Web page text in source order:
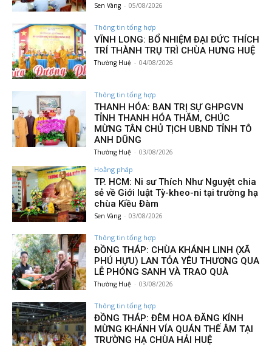
Sen Vàng - 05/08/2026
Thông tin tổng hợp
VĨNH LONG: BỔ NHIỆM ĐẠI ĐỨC THÍCH
TRÍ THÀNH TRỤ TRÌ CHÙA HƯNG HUỆ
Thường Huệ - 04/08/2026
Thông tin tổng hợp
THANH HÓA: BAN TRỊ SỰ GHPGVN
TỈNH THANH HÓA THĂM, CHÚC
MỪNG TÂN CHỦ TỊCH UBND TỈNH TÔ
ANH DŨNG
Thường Huệ - 03/08/2026
Hoằng pháp
TP. HCM: Ni sư Thích Như Nguyệt chia
sẻ về Giới luật Tỳ-kheo-ni tại trường hạ
chùa Kiều Đàm
Sen Vàng - 03/08/2026
Thông tin tổng hợp
ĐỒNG THÁP: CHÙA KHÁNH LINH (XÃ
PHÚ HỰU) LAN TỎA YÊU THƯƠNG QUA
LỄ PHÓNG SANH VÀ TRAO QUÀ
Thường Huệ - 03/08/2026
Thông tin tổng hợp
ĐỒNG THÁP: ĐÊM HOA ĐĂNG KÍNH
MỪNG KHÁNH VÍA QUÁN THẾ ÂM TẠI
TRƯỜNG HẠ CHÙA HẢI HUỆ